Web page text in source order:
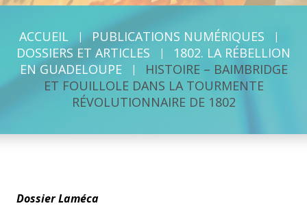
ACCUEIL
PUBLICATIONS NUMÉRIQUES
DOSSIERS ET ARTICLES
1802. LA RÉBELLION
EN GUADELOUPE
HISTOIRE – BAIMBRIDGE
ET FOUILLOLE DANS LA TOURMENTE
RÉVOLUTIONNAIRE DE 1802
Dossier Laméca